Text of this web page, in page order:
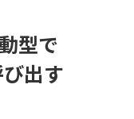
型で
出す